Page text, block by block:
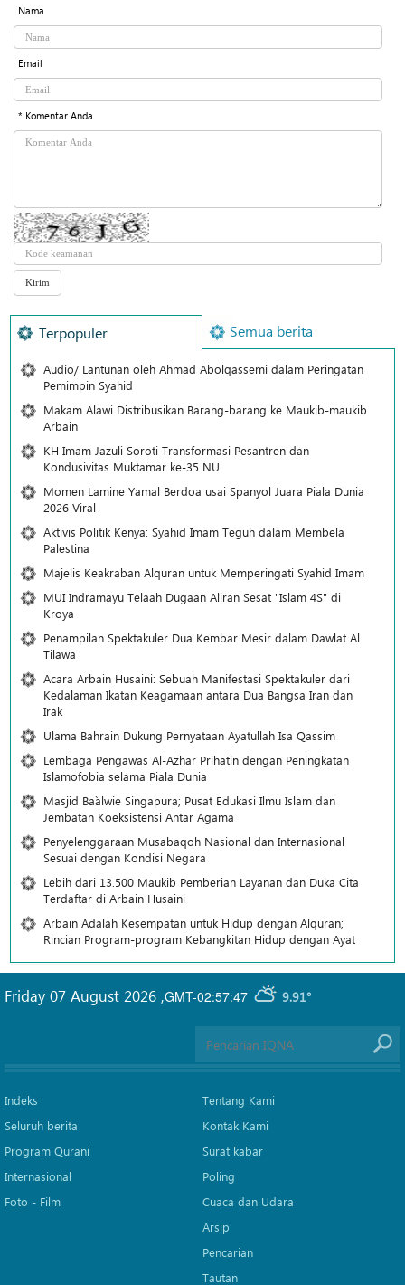
Nama
Email
* Komentar Anda
Terpopuler Semua berita
Audio/ Lantunan oleh Ahmad Abolqassemi dalam Peringatan
Pemimpin Syahid
Makam Alawi Distribusikan Barang-barang ke Maukib-maukib
Arbain
KH Imam Jazuli Soroti Transformasi Pesantren dan
Kondusivitas Muktamar ke-35 NU
Momen Lamine Yamal Berdoa usai Spanyol Juara Piala Dunia
2026 Viral
Aktivis Politik Kenya: Syahid Imam Teguh dalam Membela
Palestina
Majelis Keakraban Alquran untuk Memperingati Syahid Imam
MUI Indramayu Telaah Dugaan Aliran Sesat "Islam 4S" di
Kroya
Penampilan Spektakuler Dua Kembar Mesir dalam Dawlat Al
Tilawa
Acara Arbain Husaini: Sebuah Manifestasi Spektakuler dari
Kedalaman Ikatan Keagamaan antara Dua Bangsa Iran dan
Irak
Ulama Bahrain Dukung Pernyataan Ayatullah Isa Qassim
Lembaga Pengawas Al-Azhar Prihatin dengan Peningkatan
Islamofobia selama Piala Dunia
Masjid Ba`alwie Singapura; Pusat Edukasi Ilmu Islam dan
Jembatan Koeksistensi Antar Agama
Penyelenggaraan Musabaqoh Nasional dan Internasional
Sesuai dengan Kondisi Negara
Lebih dari 13.500 Maukib Pemberian Layanan dan Duka Cita
Terdaftar di Arbain Husaini
Arbain Adalah Kesempatan untuk Hidup dengan Alquran;
Rincian Program-program Kebangkitan Hidup dengan Ayat
GMT-02:57:47 9.91°
Friday 07 August 2026 ,
Indeks
Seluruh berita
Program Qurani
Internasional
Foto - Film
Tentang Kami
Kontak Kami
Surat kabar
Poling
Cuaca dan Udara
Arsip
Pencarian
Tautan